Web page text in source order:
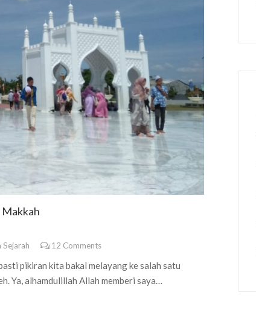
Makkah
12 Comments
pikiran kita bakal melayang ke salah satu
Ya, alhamdulillah Allah memberi saya…